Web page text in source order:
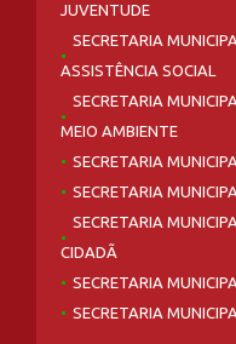
JUVENTUDE
SECRETARIA
ASSISTÊNCIA SOCIAL
SECRETARIA
MEIO AMBIENTE
SECRETARIA
SECRETARIA
SECRETARIA
CIDADÃ
SECRETARIA
SECRETARIA